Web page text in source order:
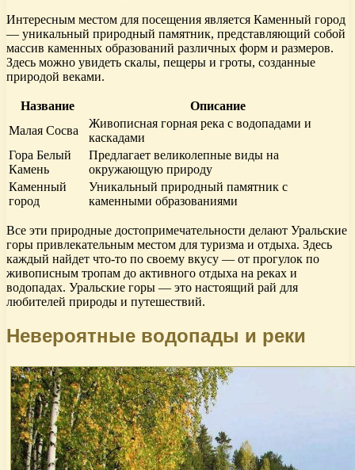
Интересным местом для посещения является Каменный город
— уникальный природный памятник, представляющий собой
массив каменных образований различных форм и размеров.
Здесь можно увидеть скалы, пещеры и гроты, созданные
природой веками.
Название
Описание
Малая Сосва
Живописная горная река с водопадами и
каскадами
Гора Белый
Камень
Предлагает великолепные виды на
окружающую природу
Каменный
город
Уникальный природный памятник с
каменными образованиями
Все эти природные достопримечательности делают Уральские
горы привлекательным местом для туризма и отдыха. Здесь
каждый найдет что-то по своему вкусу — от прогулок по
живописным тропам до активного отдыха на реках и
водопадах. Уральские горы — это настоящий рай для
любителей природы и путешествий.
Невероятные водопады и реки